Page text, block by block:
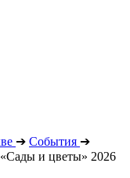
➔ События ➔
и цветы» 2026